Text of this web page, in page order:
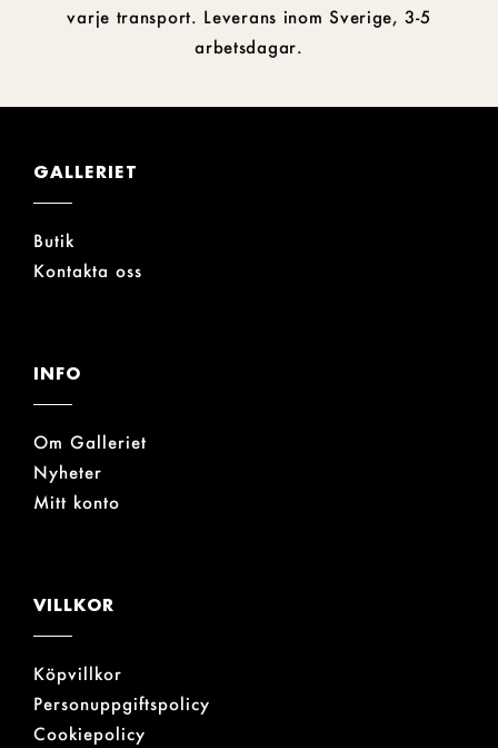
varje transport. Leverans inom Sverige, 3-5
arbetsdagar.
GALLERIET
Butik
Kontakta oss
INFO
Om Galleriet
Nyheter
Mitt konto
VILLKOR
Köpvillkor
Personuppgiftspolicy
Cookiepolicy